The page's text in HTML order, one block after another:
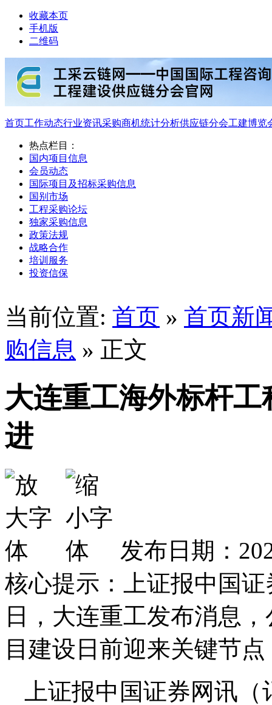
收藏本页
手机版
二维码
首页工作动态行业资讯采购商机统计分析供应链分会工建博览
热点栏目：
国内项目信息
会员动态
国际项目及招标采购信息
国别市场
工程采购论坛
独家采购信息
政策法规
战略合作
培训服务
投资信保
当前位置: 首页 » 首页新
购信息 » 正文
大连重工海外标杆
进
发布日期：
核心提示：上证报中国
日，大连重工发布消息
目建设日前迎来关键节
上证报中国证券网讯